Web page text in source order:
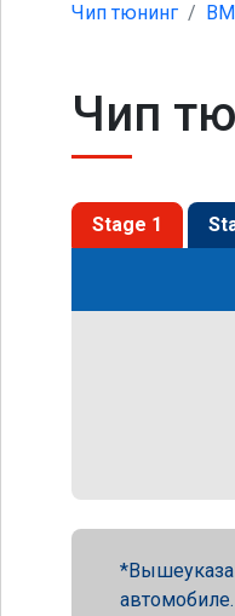
Чип тюнинг
Чип
Stage 1
автомобиле.